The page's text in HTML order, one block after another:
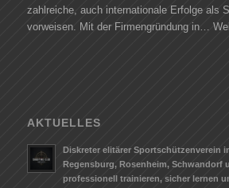
zahlreiche, auch internationale Erfolge als
vorweisen. Mit der Firmengründung in…
AKTUELLES
Diskreter elitärer Sportschützenverein
Regensburg, Rosenheim, Schwandorf
professionell trainieren, sicher lernen